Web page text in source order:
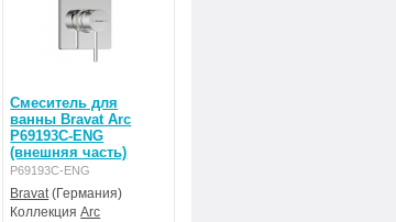
Cмеситель для
ванны Bravat Arc
P69193C-ENG
(внешняя часть)
P69193C-ENG
Bravat(Германия)
КоллекцияArc